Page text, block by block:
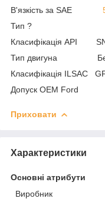
В'язкість за SAE
Тип ?
Класифікація API
Тип двигуна
Класифікація ILSAC
Допуск OEM Ford
Приховати
Характеристики
Основні атрибути
Виробник